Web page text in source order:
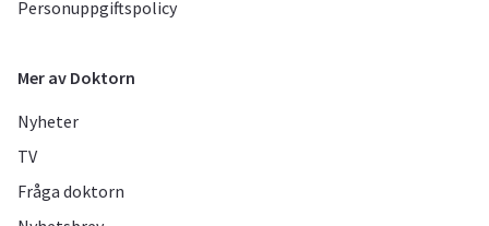
Personuppgiftspolicy
Mer av Doktorn
Nyheter
TV
Fråga doktorn